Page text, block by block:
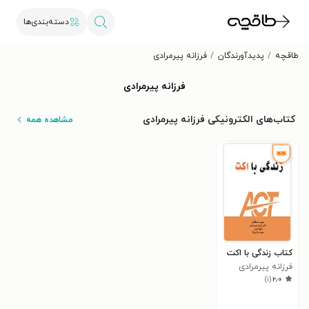
دسته‌بندی‌ها
طاقچه پدیدآورندگان فرزانه پیرمرادی
فرزانه پیرمرادی
کتاب‌های الکترونیکی فرزانه پیرمرادی مشاهده همه
کتاب زندگی با اکت
فرزانه پیرمرادی
۲٫۰(۱)